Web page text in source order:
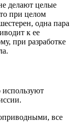
делают целые
при целом
одна пара
к ее
при разработке
используют
все